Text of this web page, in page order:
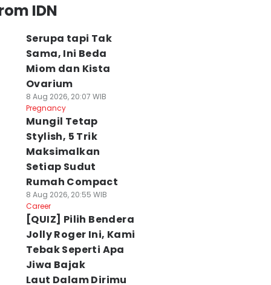
IDN
Serupa tapi Tak
Sama, Ini Beda
Miom dan Kista
Ovarium
8 Aug 2026, 20:07 WIB
Pregnancy
Mungil Tetap
Stylish, 5 Trik
Maksimalkan
Setiap Sudut
Rumah Compact
8 Aug 2026, 20:55 WIB
Career
[QUIZ] Pilih Bendera
Jolly Roger Ini, Kami
Tebak Seperti Apa
Jiwa Bajak
Laut Dalam Dirimu